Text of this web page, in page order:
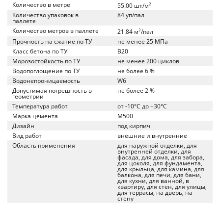
Количество в метре
55.00 шт/м2
Количество упаковок в
паллете
84 уп/пал
Количество метров в паллете 21.84 м2/пал
Прочность на сжатие по ТУ
не менее 25 МПа
Класс бетона по ТУ
B20
Морозостойкость по ТУ
не менее 200 циклов
Водопоглощение по ТУ
не более 6 %
Водонепроницаемость
W6
Допустимая погрешность в
геометрии
не более 2 %
Температура работ
от -10°C до +30°C
Марка цемента
M500
Дизайн
под кирпич
Вид работ
внешние и внутренние
Область применения
для наружной отделки, для
внутренней отделки, для
фасада, для дома, для забора,
для цоколя, для фундамента,
для крыльца, для камина, для
балкона, для печи, для бани,
для кухни, для ванной, в
квартиру, для стен, для улицы,
для террасы, на дверь, на
стену